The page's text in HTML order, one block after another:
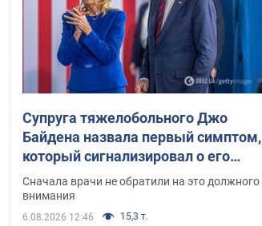
Супруга тяжелобольного Джо
Байдена назвала первый симптом,
который сигнализировал о его
"агрессивном" раке
Сначала врачи не обратили на это должного
внимания
6.08.2026 12:46 15,3 т.